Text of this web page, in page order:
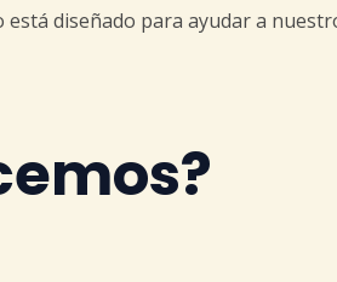
está diseñado para ayudar a